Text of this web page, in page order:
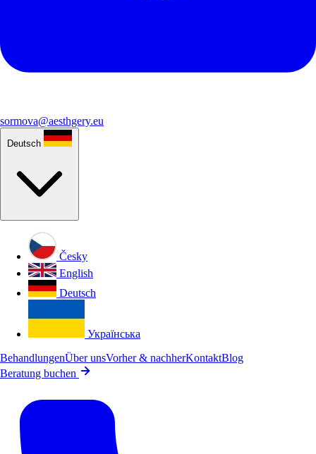
sormova@aesthgery.eu
Deutsch
Česky
English
Deutsch
Українська
BehandlungenÜber unsVorher & nachherKontaktBlog
Beratung buchen